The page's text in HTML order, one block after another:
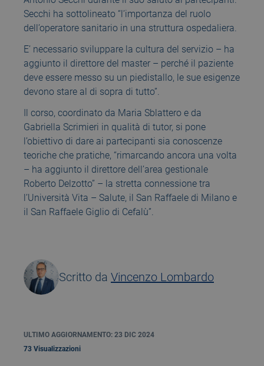
Secchi ha sottolineato “l’importanza del ruolo
dell’operatore sanitario in una struttura ospedaliera.
E’ necessario sviluppare la cultura del servizio – ha
aggiunto il direttore del master – perché il paziente
deve essere messo su un piedistallo, le sue esigenze
devono stare al di sopra di tutto”.
Il corso, coordinato da Maria Sblattero e da
Gabriella Scrimieri in qualità di tutor, si pone
l’obiettivo di dare ai partecipanti sia conoscenze
teoriche che pratiche, “rimarcando ancora una volta
– ha aggiunto il direttore dell’area gestionale
Roberto Delzotto” – la stretta connessione tra
l’Università Vita – Salute, il San Raffaele di Milano e
il San Raffaele Giglio di Cefalù”.
Scritto da Vincenzo Lombardo
ULTIMO AGGIORNAMENTO: 23 DIC 2024
73 Visualizzazioni